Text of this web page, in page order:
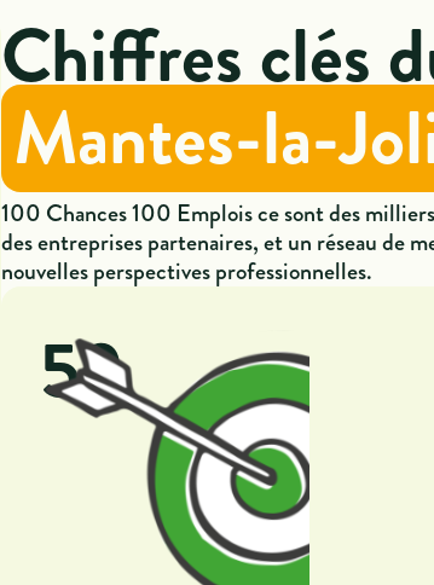
Chiffres clés
Mantes-la-
100 Chances 100 Emplois ce sont des
des entreprises partenaires, et un réseau de
nouvelles perspectives professionnelles.
59